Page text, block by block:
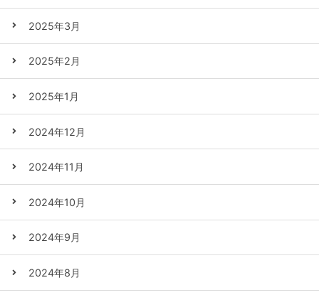
2025年3月
2025年2月
2025年1月
2024年12月
2024年11月
2024年10月
2024年9月
2024年8月